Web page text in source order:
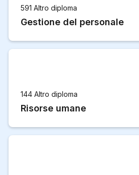
591 Altro diploma
Gestione del personale
144 Altro diploma
Risorse umane